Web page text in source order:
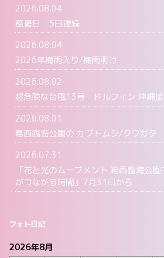
2026.08.04
酷暑日 5日連続
2026.08.04
2026年梅雨入り/梅雨明け
2026.08.02
超危険な台風13号 ドルフィン 沖縄接
2026.08.01
葛西臨海公園の カブトムシ/クワガタ
2026.07.31
「花と光のムーブメント 葛西臨海公
がつながる時間」7月31日から
フォト日記
2026年8月